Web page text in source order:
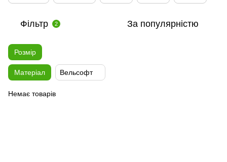
Фільтр 2 За популярністю
Розмір
Матеріал Вельсофт
Немає товарів